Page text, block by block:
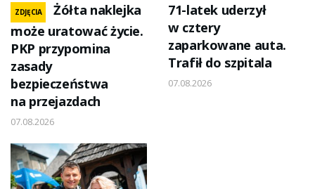
ZDJĘCIA
Żółta naklejka
może uratować życie.
PKP przypomina
zasady
bezpieczeństwa
na przejazdach
07.08.2026
71-latek uderzył
w cztery
zaparkowane auta.
Trafił do szpitala
07.08.2026